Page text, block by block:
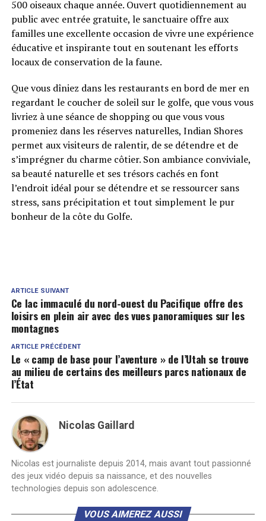
500 oiseaux chaque année. Ouvert quotidiennement au
public avec entrée gratuite, le sanctuaire offre aux
familles une excellente occasion de vivre une expérience
éducative et inspirante tout en soutenant les efforts
locaux de conservation de la faune.
Que vous dîniez dans les restaurants en bord de mer en
regardant le coucher de soleil sur le golfe, que vous vous
livriez à une séance de shopping ou que vous vous
promeniez dans les réserves naturelles, Indian Shores
permet aux visiteurs de ralentir, de se détendre et de
s’imprégner du charme côtier. Son ambiance conviviale,
sa beauté naturelle et ses trésors cachés en font
l’endroit idéal pour se détendre et se ressourcer sans
stress, sans précipitation et tout simplement le pur
bonheur de la côte du Golfe.
ARTICLE SUIVANT
Ce lac immaculé du nord-ouest du Pacifique offre des
loisirs en plein air avec des vues panoramiques sur les
montagnes
ARTICLE PRÉCÉDENT
Le « camp de base pour l’aventure » de l’Utah se trouve
au milieu de certains des meilleurs parcs nationaux de
l’État
Nicolas Gaillard
Nicolas est journaliste depuis 2014, mais avant tout passionné
des jeux vidéo depuis sa naissance, et des nouvelles
technologies depuis son adolescence.
VOUS AIMEREZ AUSSI